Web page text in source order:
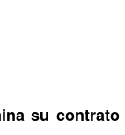
su contrato